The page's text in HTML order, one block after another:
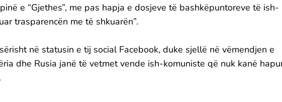
e “Gjethes”, me pas hapja e dosjeve të bashkëpuntoreve të ish-
trasparencën me të shkuarën”.
në statusin e tij social Facebook, duke sjellë në vëmendjen e
dhe Rusia janë të vetmet vende ish-komuniste që nuk kanë